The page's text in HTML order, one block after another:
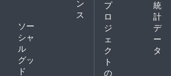
ン
ス
ソー
シャ
ル
グッ
ド
プ
ロ
ジ
ェ
ク
ト
の
統
計
デ
ー
タ